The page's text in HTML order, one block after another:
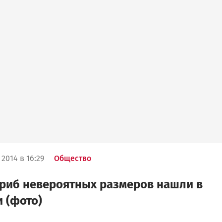
в 16:29 Общество
невероятных размеров нашли в
(фото)